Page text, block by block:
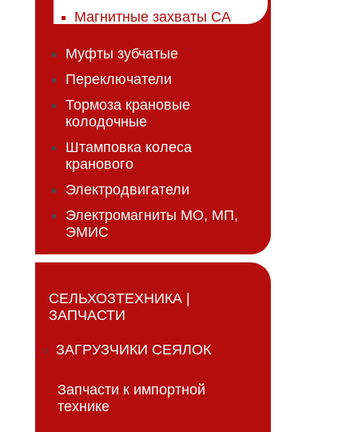
Магнитные захваты СА
Муфты зубчатые
Переключатели
Тормоза крановые
колодочные
Штамповка колеса
кранового
Электродвигатели
Электромагниты МО, МП,
ЭМИС
СЕЛЬХОЗТЕХНИКА |
ЗАПЧАСТИ
ЗАГРУЗЧИКИ СЕЯЛОК
Запчасти к импортной
технике